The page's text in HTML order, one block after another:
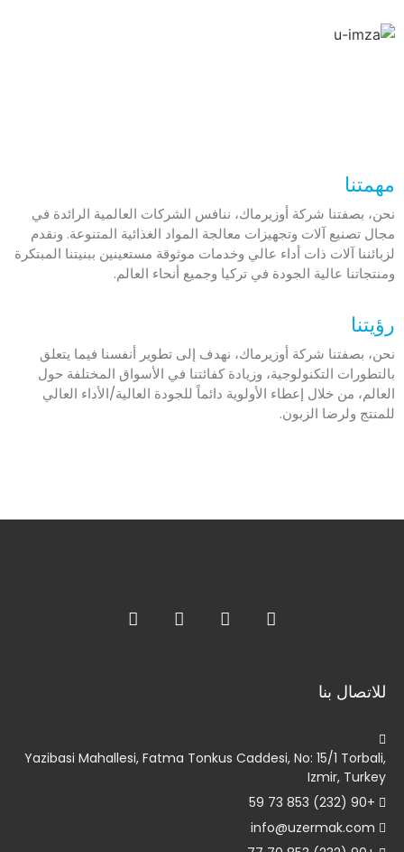
مهمتنا
نحن، بصفتنا شركة أوزيرماك، ننافس الشركات العالمية الرائدة في
مجال تصنيع آلات وتجهيزات معالجة المواد الغذائية المتنوعة. ونقدم
لزبائننا آلات ذات أداء عالي وخدمات موثوقة مستعينين ببنيتنا المبتكرة
ومنتجاتنا عالية الجودة في تركيا وجميع أنحاء العالم.
رؤيتنا
نحن، بصفتنا شركة أوزيرماك، نهدف إلى تطوير أنفسنا فيما يتعلق
بالتطورات التكنولوجية، وزيادة كفائتنا في الأسواق المختلفة حول
العالم، من خلال إعطاء الأولوية دائماً للجودة العالية/الأداء العالي
للمنتج ولرضا الزبون.
للاتصال بنا
Yazibasi Mahallesi, Fatma Tonkus Caddesi, No: 15/1 Torbali,
Izmir, Turkey
+90 (232) 853 73 59
info@uzermak.com